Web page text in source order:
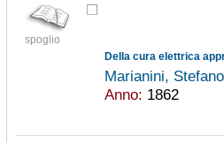
spoglio
Marianini,
Anno: 1862